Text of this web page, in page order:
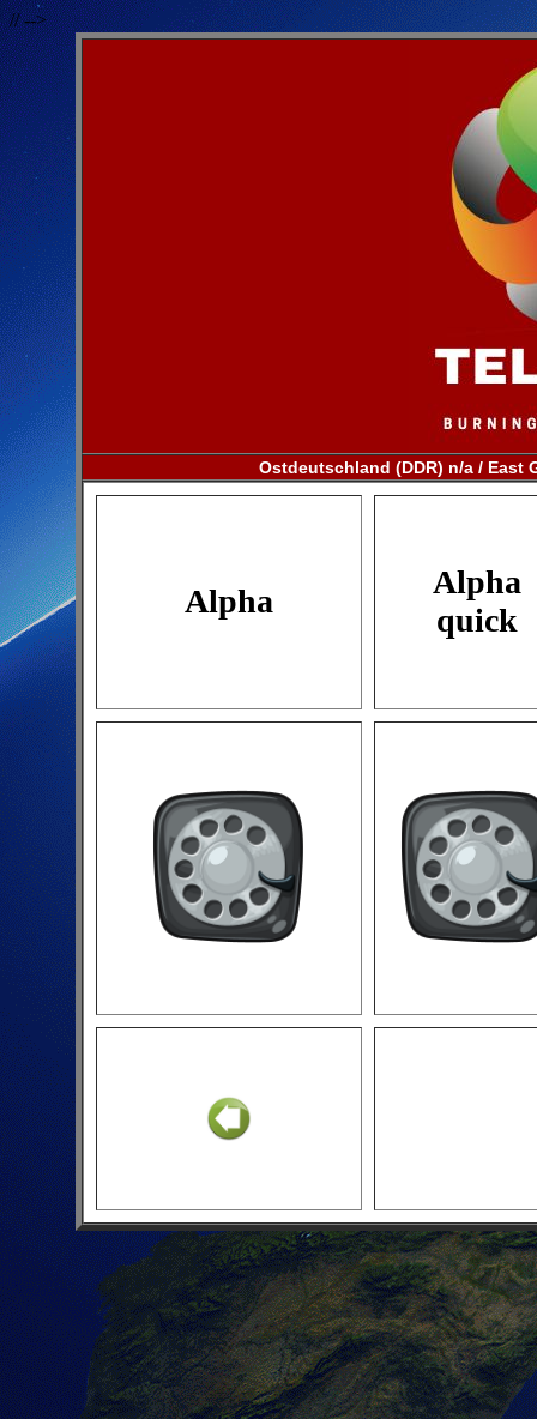
// -->
Ostdeutschland (DDR) n/a / East
Alpha
Alpha
quick